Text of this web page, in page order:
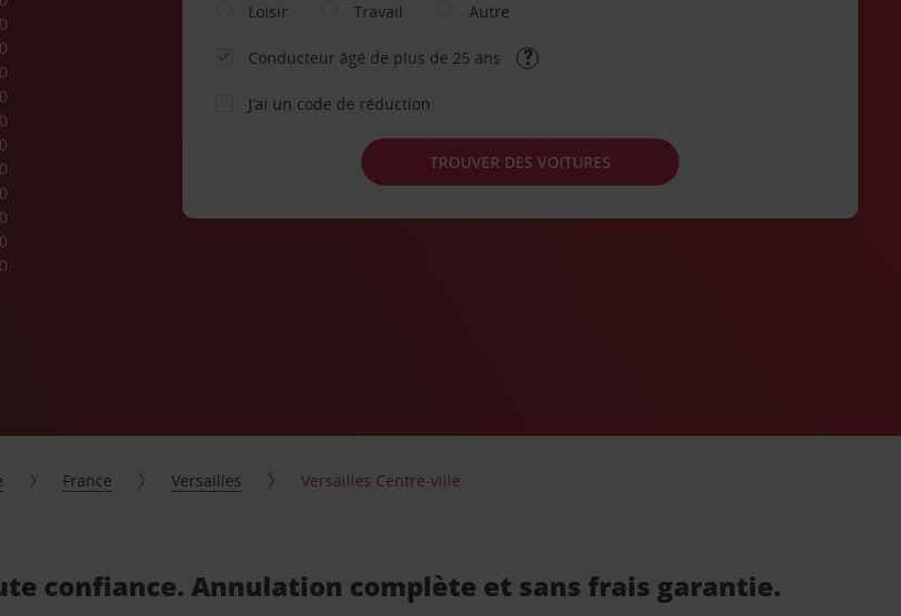
Loisir
Travail Autre
Conducteur âgé de plus de 25 ans
J’ai un code de réduction
TROUVER DES VOITURES
France Versailles Versailles Centre-ville
confiance. Annulation complète et sans frais garantie.